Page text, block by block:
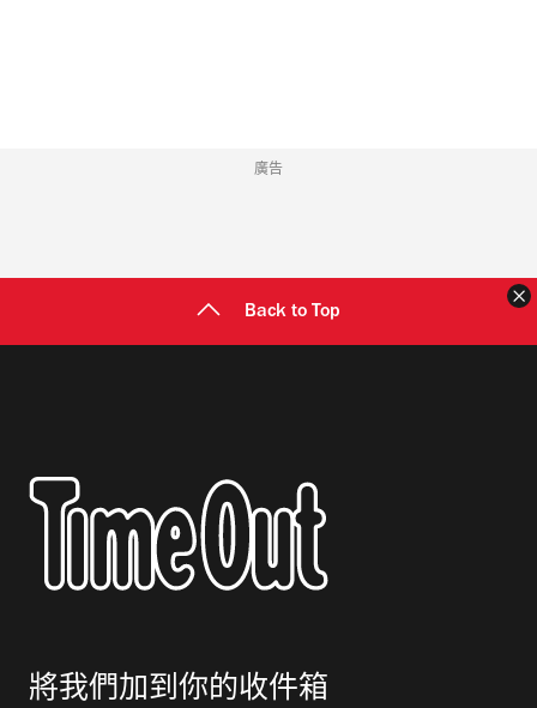
廣告
Back to Top
將我們加到你的收件箱